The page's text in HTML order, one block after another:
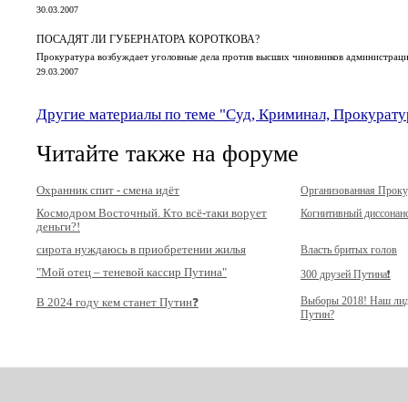
30.03.2007
ПОСАДЯТ ЛИ ГУБЕРНАТОРА КОРОТКОВА?
Прокуратура возбуждает уголовные дела против высших чиновников
29.03.2007
Другие материалы по теме "Суд, Криминал,
Читайте также на форуме
Охранник спит - смена идёт
Организованная
Космодром Восточный. Кто всё-таки ворует
деньги?!
Когнитивный
сирота нуждаюсь в приобретении жилья
Власть бритых голов
"Мой отец – теневой кассир Путина"
300 друзей Путина❗️
В 2024 году кем станет Путин❓
Выборы 2018! Наш
Путин?